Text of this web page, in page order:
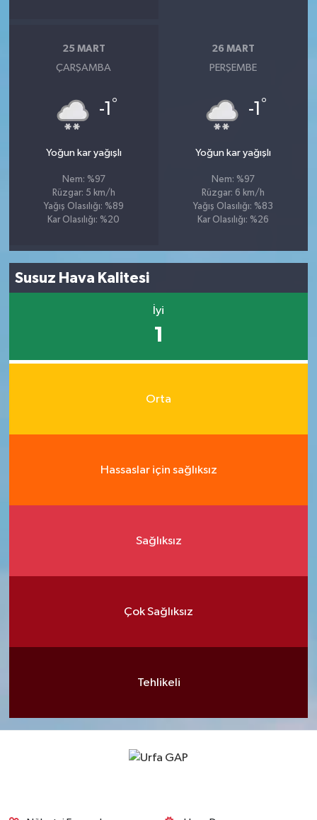
25 MART
ÇARŞAMBA
-1 °
Yoğun kar yağışlı
Nem: %97
Rüzgar: 5 km/h
Yağış Olasılığı: %89
Kar Olasılığı: %20
26 MART
PERŞEMBE
-1 °
Yoğun kar yağışlı
Nem: %97
Rüzgar: 6 km/h
Yağış Olasılığı: %83
Kar Olasılığı: %26
Susuz Hava Kalitesi
İyi
1
Orta
Hassaslar için sağlıksız
Sağlıksız
Çok Sağlıksız
Tehlikeli